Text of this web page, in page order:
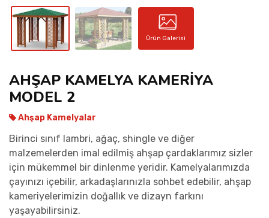
Ürün Galerisi
AHŞAP KAMELYA KAMERİYA
MODEL 2
Ahşap Kamelyalar
Birinci sınıf lambri, ağaç, shingle ve diğer
malzemelerden imal edilmiş ahşap çardaklarımız sizler
için mükemmel bir dinlenme yeridir. Kamelyalarımızda
çayınızı içebilir, arkadaşlarınızla sohbet edebilir, ahşap
kameriyelerimizin doğallık ve dizayn farkını
yaşayabilirsiniz.